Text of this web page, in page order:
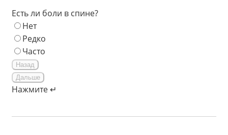
Есть ли боли в спине?
Нет
Редко
Часто
Назад
Дальше
Нажмите ↵